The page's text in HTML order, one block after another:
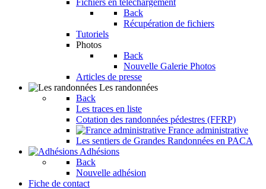
Fichiers en téléchargement
Back
Récupération de fichiers
Tutoriels
Photos
Back
Nouvelle Galerie Photos
Articles de presse
Les randonnées
Back
Les traces en liste
Cotation des randonnées pédestres (FFRP)
France administrative
Les sentiers de Grandes Randonnées en PACA
Adhésions
Back
Nouvelle adhésion
Fiche de contact